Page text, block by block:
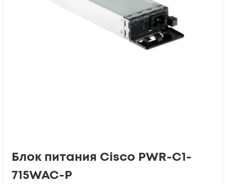
Блок питания Cisco PWR-C1-
715WAC-P